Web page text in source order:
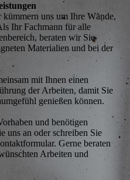
uns um Ihre Wände,
Ihr Fachmann für alle
beraten wir Sie
Materialien und bei der
mit Ihnen einen
der Arbeiten, damit Sie
genießen können.
und benötigen
uns an oder schreiben Sie
Gerne beraten
Arbeiten und